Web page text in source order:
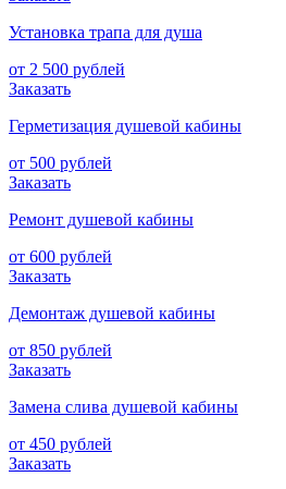
Установка трапа для душа
от 2 500 рублей
Заказать
Герметизация душевой кабины
от 500 рублей
Заказать
Ремонт душевой кабины
от 600 рублей
Заказать
Демонтаж душевой кабины
от 850 рублей
Заказать
Замена слива душевой кабины
от 450 рублей
Заказать